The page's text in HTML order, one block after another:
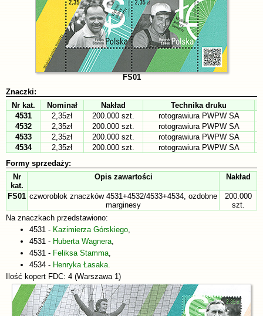
FS01
Znaczki:
Nr kat.
Nominał Nakład
Technika druku
4531
2,35zł 200.000 szt.
rotograwiura PWPW SA
4532
2,35zł 200.000 szt.
rotograwiura PWPW SA
4533
2,35zł 200.000 szt.
rotograwiura PWPW SA
4534
2,35zł 200.000 szt.
rotograwiura PWPW SA
Formy sprzedaży:
Nr
kat.
Opis zawartości Nakład
FS01 czworoblok znaczków 4531+4532/4533+4534, ozdobne
marginesy
200.000
szt.
Na znaczkach przedstawiono:
4531 - Kazimierza Górskiego
4531 - Huberta Wagnera
4531 - Feliksa Stamma
4534 - Henryka Łasaka
Ilość kopert FDC: 4 (Warszawa 1)